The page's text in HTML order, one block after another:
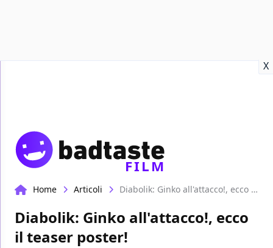
X
FILM
Home Articoli Diabolik: Ginko all'attacco!, ecco il teaser poster!
Diabolik: Ginko all'attacco!, ecco
il teaser poster!